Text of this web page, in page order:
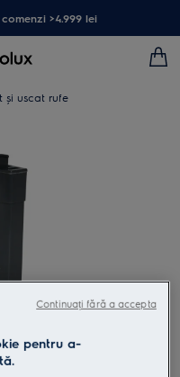
>4.999 lei
și uscat rufe
pentru a-
Continuați fără a accepta